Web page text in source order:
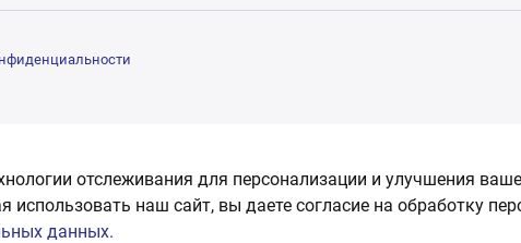
отслеживания для персонализации и улучшения
использовать наш сайт, вы даете согласие на обработку
данных.